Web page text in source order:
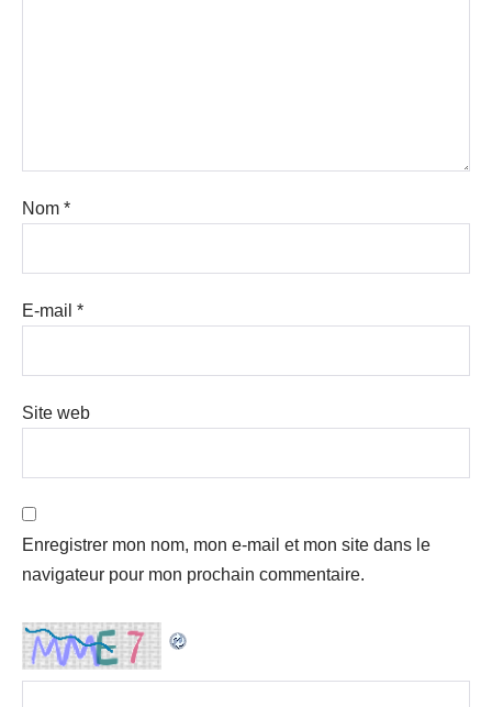
Nom *
E-mail *
Site web
Enregistrer mon nom, mon e-mail et mon site dans le
navigateur pour mon prochain commentaire.